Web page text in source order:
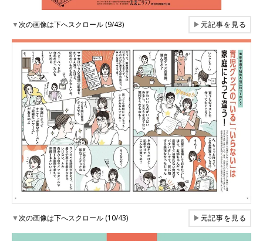
▼次の画像は下へスクロール (9/43) ▶元記事を見る
▼次の画像は下へスクロール (10/43) ▶元記事を見る